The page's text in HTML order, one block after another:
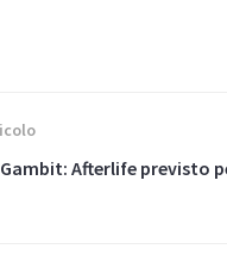
Gambit: Afterlife previsto